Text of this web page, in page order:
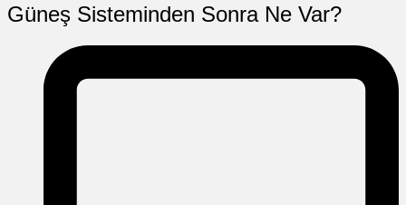
Güneş Sisteminden Sonra Ne Var?